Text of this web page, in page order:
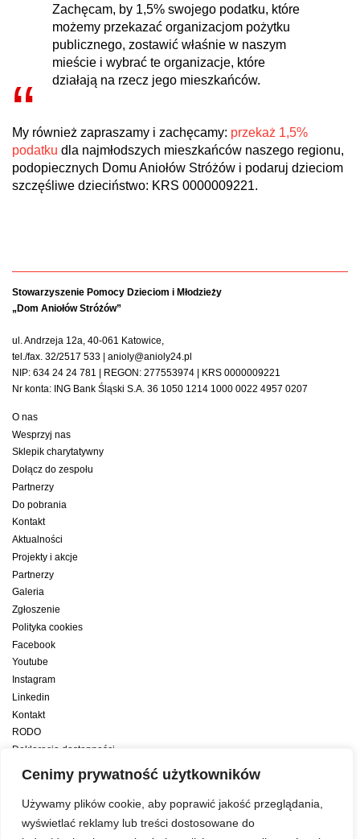
Cenimy prywatność użytkowników
Używamy plików cookie, aby poprawić jakość przeglądania,
wyświetlać reklamy lub treści dostosowane do
Zachęcam, by 1,5% swojego podatku, które
możemy przekazać organizacjom pożytku
publicznego, zostawić właśnie w naszym
mieście i wybrać te organizacje, które
działają na rzecz jego mieszkańców.
My również zapraszamy i zachęcamy: przekaż 1,5%
podatku dla najmłodszych mieszkańców naszego regionu,
podopiecznych Domu Aniołów Stróżów i podaruj dzieciom
szczęśliwe dzieciństwo: KRS 0000009221.
Stowarzyszenie Pomocy Dzieciom i Młodzieży
„Dom Aniołów Stróżów”
ul. Andrzeja 12a, 40-061 Katowice,
tel./fax. 32/2517 533 | anioly@anioly24.pl
NIP: 634 24 24 781 | REGON: 277553974 | KRS 0000009221
Nr konta: ING Bank Śląski S.A. 36 1050 1214 1000 0022 4957 0207
O nas
Wesprzyj nas
Sklepik charytatywny
Dołącz do zespołu
Partnerzy
Do pobrania
Kontakt
Aktualności
Projekty i akcje
Partnerzy
Galeria
Zgłoszenie
Polityka cookies
Facebook
Youtube
Instagram
Linkedin
Kontakt
RODO
Deklaracja dostępności
Deklaracja dostępności cyfrowej
konsultanta amerykańskiego programu zarządzania przez cele Best